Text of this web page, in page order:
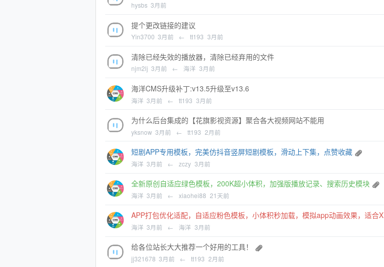
hysbs 3月前
提个更改链接的建议
Yin3700 3月前 ← tt193 3月前
清除已经失效的播放器，清除已经弃用的文件
njm2lj 3月前 ← 海洋 3月前
海洋CMS升级补丁:v13.5升级至v13.6
海洋 3月前 ← tt193 3月前
为什么后台集成的【花旗影视资源】聚合各大视频网站不能用
yksnow 3月前 ← tt193 2月前
短剧APP专用模板，完美仿抖音竖屏短剧模板，滑动上下集，点赞收藏
海洋 3月前 ← zczy 3月前
全新原创自适应绿色模板，200K超小体积，加强版播放记录、搜索历史模块
海洋 3月前 ← xiaohei88 21天前
APP打包优化适配，自适应粉色模板，小体积秒加载，模拟app动画效果，适合X
海洋 3月前 ← 海洋 3月前
给各位站长大大推荐一个好用的工具！
jj321678 3月前 ← tt193 2月前